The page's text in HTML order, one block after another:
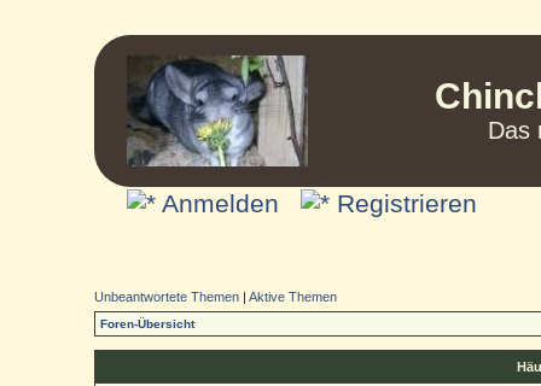
Das
Anmelden Registrieren
Unbeantwortete Themen |Aktive Themen
Foren-Übersicht